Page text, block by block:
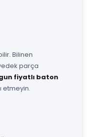
Bilinen
parça
fiyatlı baton
etmeyin.